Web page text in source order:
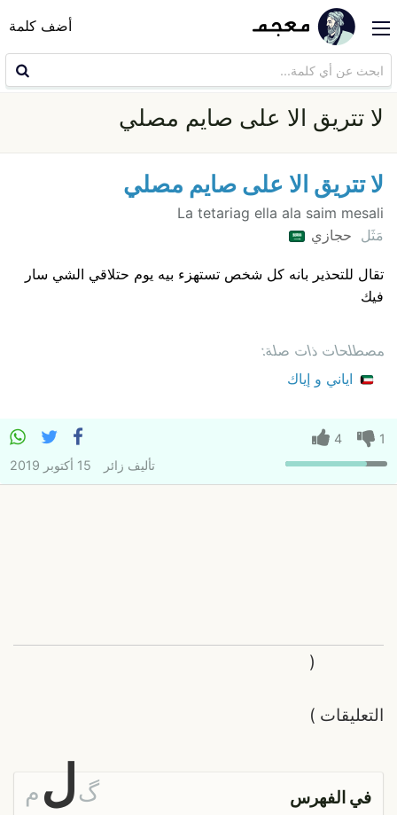
أضف كلمة
لا تتريق الا على صايم مصلي
لا تتريق الا على صايم مصلي
La tetariag ella ala saim mesali
مَثَل حجازي
تقال للتحذير بانه كل شخص تستهزء بيه يوم حتلاقي الشي سار
فيك
مصطلحات ذات صلة:
اياني و إياك
1
4
تأليف زائر 15 أكتوبر 2019
التعليقات
(
)
في الفهرس گل م